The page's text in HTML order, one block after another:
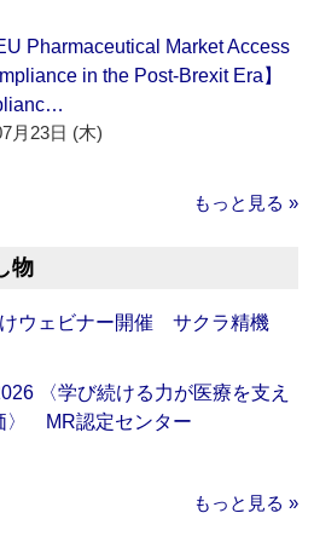
Pharmaceutical Market Access
in the Post-Brexit Era】
月23日 (木)
もっと見る »
物
ウェビナー開催 サクラ精機
〈学び続ける力が医療を支え
〉 MR認定センター
もっと見る »